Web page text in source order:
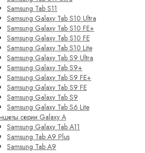
Samsung Tab S11
Samsung Galaxy Tab S10 Ultra
Samsung Galaxy Tab S10 FE+
Samsung Galaxy Tab S10 FE
Samsung Galaxy Tab S10 Lite
Samsung Galaxy Tab S9 Ultra
Samsung Galaxy Tab S9+
Samsung Galaxy Tab S9 FE+
Samsung Galaxy Tab S9 FE
Samsung Galaxy Tab S9
Samsung Galaxy Tab S6 Lite
серии Galaxy A
Samsung Galaxy Tab A11
Samsung Tab A9 Plus
Samsung Tab A9